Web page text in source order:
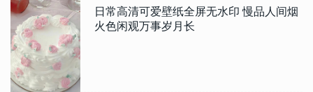
日常高清可爱壁纸全屏无水印 慢品人间烟
火色闲观万事岁月长